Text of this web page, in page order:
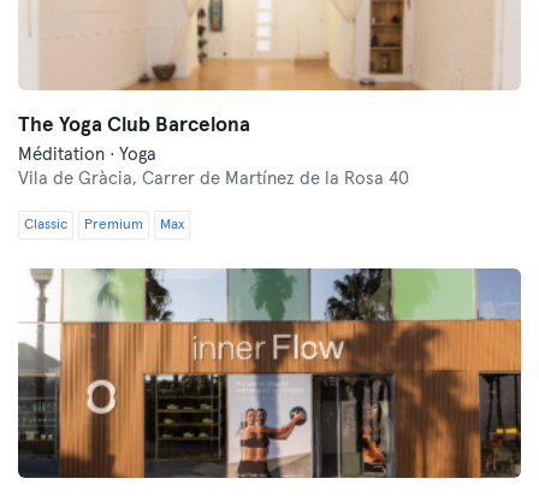
The Yoga Club Barcelona
Méditation · Yoga
Vila de Gràcia, Carrer de Martínez de la Rosa 40
Classic Premium Max